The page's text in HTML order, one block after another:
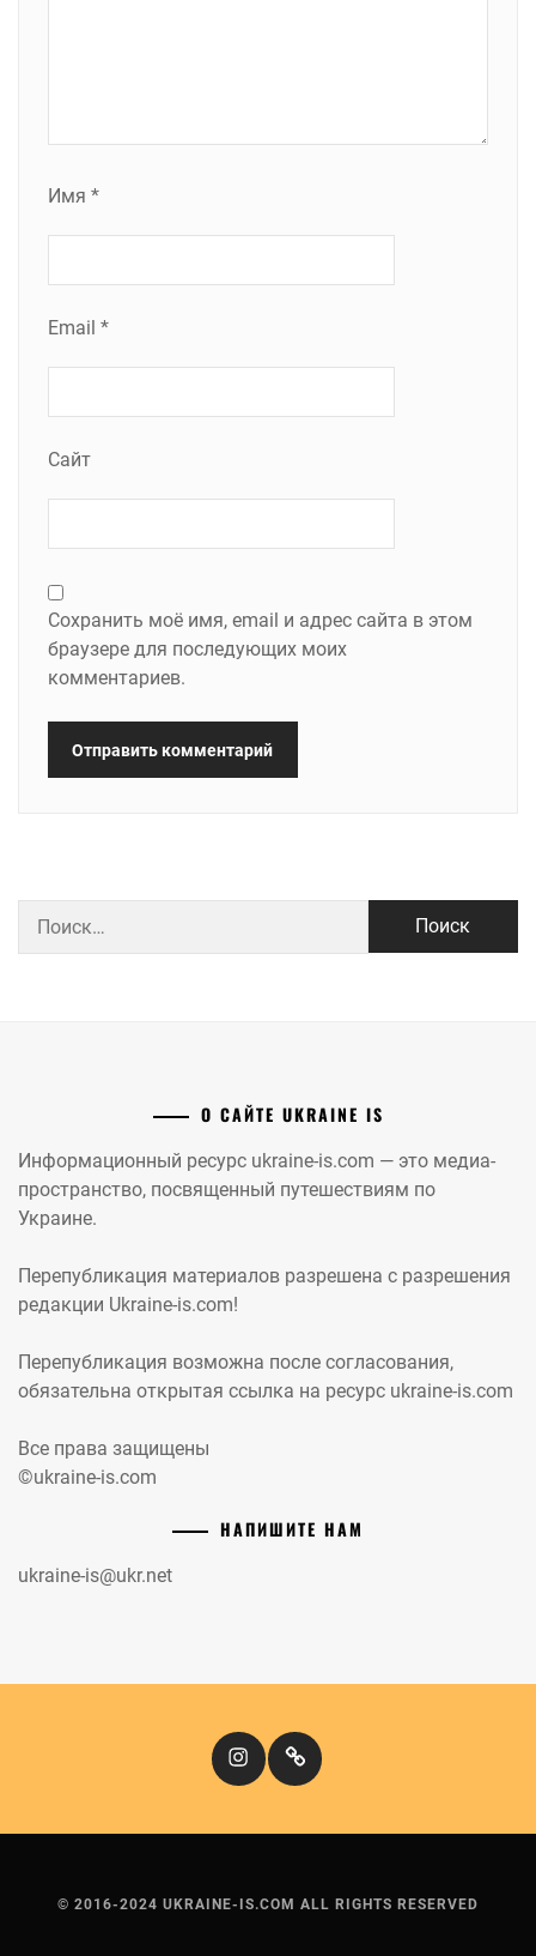
Имя *
Email *
Сайт
Сохранить моё имя, email и адрес сайта в этом
браузере для последующих моих
комментариев.
О САЙТЕ UKRAINE IS
Информационный ресурс ukraine-is.com — это медиа-
пространство, посвященный путешествиям по
Украине.
Перепубликация материалов разрешена с разрешения
редакции Ukraine-is.com!
Перепубликация возможна после согласования,
обязательна открытая ссылка на ресурс ukraine-is.com
Все права защищены
©ukraine-is.com
НАПИШИТЕ НАМ
ukraine-is@ukr.net
InstagramКіномандри
© 2016-2024 UKRAINE-IS.COM ALL RIGHTS RESERVED